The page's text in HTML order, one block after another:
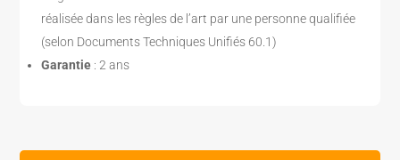
réalisée dans les règles de l’art par une personne qualifiée
(selon Documents Techniques Unifiés 60.1)
Garantie : 2 ans